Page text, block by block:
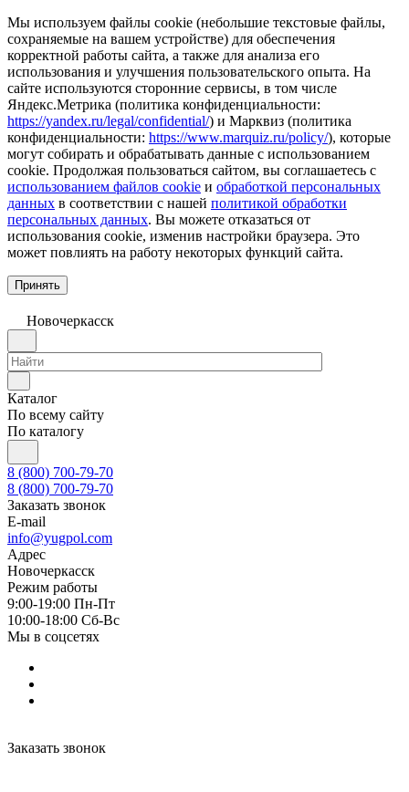
Мы используем файлы cookie (небольшие текстовые файлы,
сохраняемые на вашем устройстве) для обеспечения
корректной работы сайта, а также для анализа его
использования и улучшения пользовательского опыта. На
сайте используются сторонние сервисы, в том числе
Яндекс.Метрика (политика конфиденциальности:
https://yandex.ru/legal/confidential/) и Марквиз (политика
конфиденциальности: https://www.marquiz.ru/policy/), которые
могут собирать и обрабатывать данные с использованием
cookie. Продолжая пользоваться сайтом, вы соглашаетесь с
использованием файлов cookie и обработкой персональных
данных в соответствии с нашей политикой обработки
персональных данных. Вы можете отказаться от
использования cookie, изменив настройки браузера. Это
может повлиять на работу некоторых функций сайта.
Принять
Новочеркаcск
Каталог
По всему сайту
По каталогу
8 (800) 700-79-70
8 (800) 700-79-70
Заказать звонок
E-mail
info@yugpol.com
Адрес
Новочеркаcск
Режим работы
9:00-19:00 Пн-Пт
10:00-18:00 Cб-Вс
Мы в соцсетях
Заказать звонок